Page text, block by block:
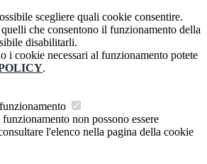
scegliere quali cookie consentire.
che consentono il funzionamento della
disabilitarli.
i cookie necessari al funzionamento potete
.
non possono essere
l'elenco nella pagina della cookie